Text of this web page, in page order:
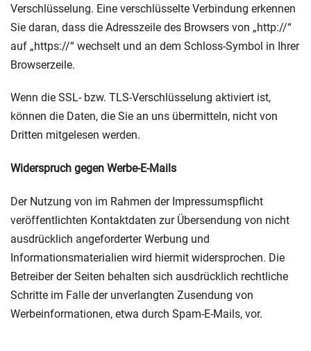
Verschlüsselung. Eine verschlüsselte Verbindung erkennen
Sie daran, dass die Adresszeile des Browsers von „http://“
auf „https://“ wechselt und an dem Schloss-Symbol in Ihrer
Browserzeile.
Wenn die SSL- bzw. TLS-Verschlüsselung aktiviert ist,
können die Daten, die Sie an uns übermitteln, nicht von
Dritten mitgelesen werden.
Widerspruch gegen Werbe-E-Mails
Der Nutzung von im Rahmen der Impressumspflicht
veröffentlichten Kontaktdaten zur Übersendung von nicht
ausdrücklich angeforderter Werbung und
Informationsmaterialien wird hiermit widersprochen. Die
Betreiber der Seiten behalten sich ausdrücklich rechtliche
Schritte im Falle der unverlangten Zusendung von
Werbeinformationen, etwa durch Spam-E-Mails, vor.